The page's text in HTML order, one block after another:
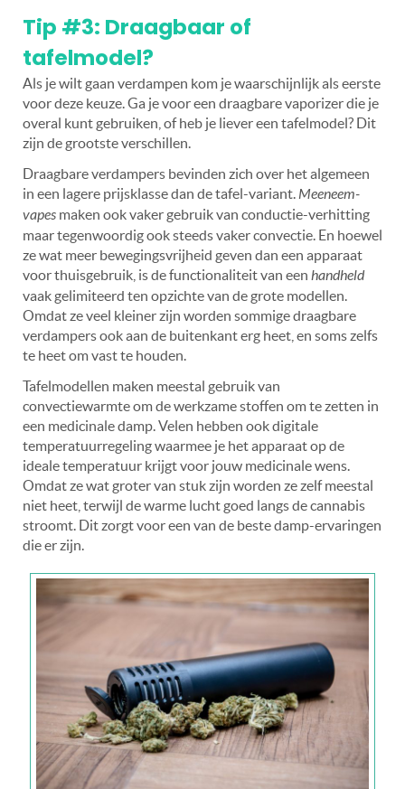
Tip #3: Draagbaar of
tafelmodel?
Als je wilt gaan verdampen kom je waarschijnlijk als eerste
voor deze keuze. Ga je voor een draagbare vaporizer die je
overal kunt gebruiken, of heb je liever een tafelmodel? Dit
zijn de grootste verschillen.
Draagbare verdampers bevinden zich over het algemeen
in een lagere prijsklasse dan de tafel-variant. Meeneem-
vapes maken ook vaker gebruik van conductie-verhitting
maar tegenwoordig ook steeds vaker convectie. En hoewel
ze wat meer bewegingsvrijheid geven dan een apparaat
voor thuisgebruik, is de functionaliteit van een handheld
vaak gelimiteerd ten opzichte van de grote modellen.
Omdat ze veel kleiner zijn worden sommige draagbare
verdampers ook aan de buitenkant erg heet, en soms zelfs
te heet om vast te houden.
Tafelmodellen maken meestal gebruik van
convectiewarmte om de werkzame stoffen om te zetten in
een medicinale damp. Velen hebben ook digitale
temperatuurregeling waarmee je het apparaat op de
ideale temperatuur krijgt voor jouw medicinale wens.
Omdat ze wat groter van stuk zijn worden ze zelf meestal
niet heet, terwijl de warme lucht goed langs de cannabis
stroomt. Dit zorgt voor een van de beste damp-ervaringen
die er zijn.